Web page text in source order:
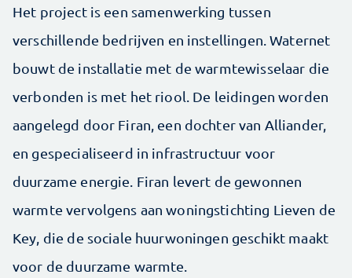
Het project is een samenwerking tussen
verschillende bedrijven en instellingen. Waternet
bouwt de installatie met de warmtewisselaar die
verbonden is met het riool. De leidingen worden
aangelegd door Firan, een dochter van Alliander,
en gespecialiseerd in infrastructuur voor
duurzame energie. Firan levert de gewonnen
warmte vervolgens aan woningstichting Lieven de
Key, die de sociale huurwoningen geschikt maakt
voor de duurzame warmte.